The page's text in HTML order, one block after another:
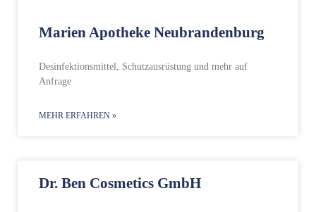
Marien Apotheke Neubrandenburg
Desinfektionsmittel, Schutzausrüstung und mehr auf
Anfrage
MEHR ERFAHREN »
Dr. Ben Cosmetics GmbH